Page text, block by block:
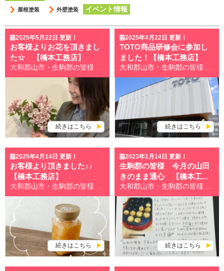
屋根塗装 外壁塗装 イベント情報
2025年5月22日 更新！
お客様よりお花を頂きまし
た☆ 【橋本工務店】
続きはこちら
2025年4月22日 更新！
TOTO商品研修会に参加し
ました！【橋本工務店】
続きはこちら
2025年4月14日 更新！
お客様より頂きました♪♪
【橋本工務店】
続きはこちら
2023年1月14日 更新！
生駒郡の皆様 今月の山田
きのまま通心 【橋本工...
続きはこちら